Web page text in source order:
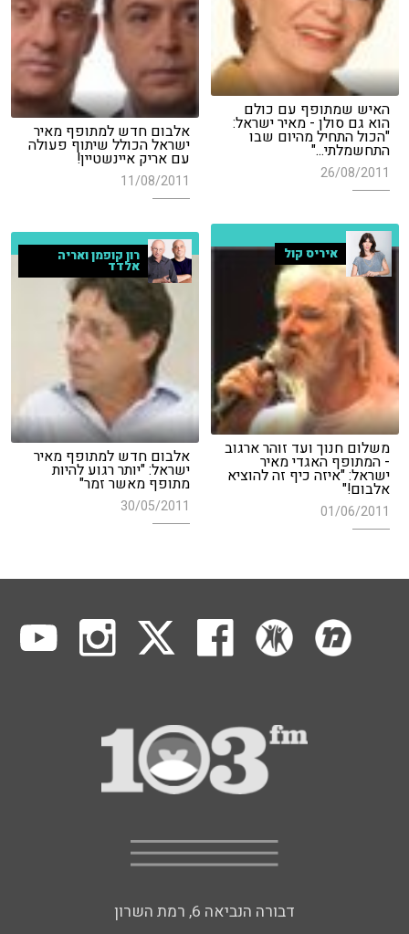
האיש שמתופף עם כולם
הוא גם סולן - מאיר ישראל:
"הכול התחיל מהיום שבו
התחשמלתי..."
26/08/2011
אלבום חדש למתופף מאיר
ישראל הכולל שיתוף פעולה
עם אריק איינשטיין!
11/08/2011
איריס קול
משלום חנוך ועד זוהר ארגוב
- המתופף האגדי מאיר
ישראל: "איזה כיף זה להוציא
אלבום!"
01/06/2011
רון קופמן ואריה
אלדד
אלבום חדש למתופף מאיר
ישראל: "יותר רגוע להיות
מתופף מאשר זמר"
30/05/2011
דבורה הנביאה 6, רמת השרון